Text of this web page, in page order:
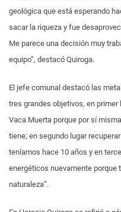
geológica que está esperando
sacar la riqueza y fue
Me parece una decisión muy
equipo”, destacó Quiroga.
El jefe comunal destacó las
tres grandes objetivos, en
Vaca Muerta porque por sí
tiene; en segundo lugar
teníamos hace 10 años y en
energéticos nuevamente porque
naturaleza”.